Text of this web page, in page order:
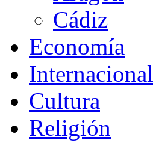
Cádiz
Economía
Internacional
Cultura
Religión